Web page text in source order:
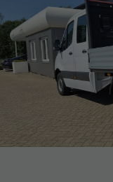
Neuwagen
Jahreswagen
und
Gebrauchtwagen
Preisen